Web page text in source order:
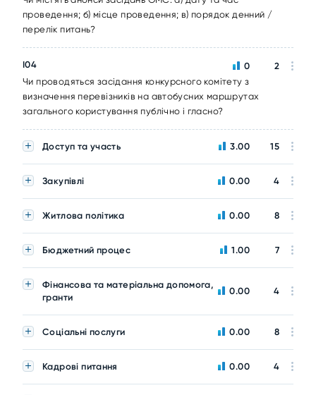
проведення; б) місце проведення; в) порядок денний /
перелік питань?
I04
Чи проводяться засідання конкурсного комітету з
визначення перевізників на автобусних маршрутах
загального користування публічно і гласно?
0 2
Доступ та участь 3.00 15
Закупівлі 0.00 4
Житлова політика 0.00 8
Бюджетний процес 1.00 7
Фінансова та матеріальна допомога,
гранти
0.00 4
Соціальні послуги 0.00 8
Кадрові питання 0.00 4